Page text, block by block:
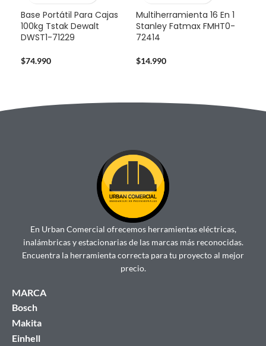
Base Portátil Para Cajas
100kg Tstak Dewalt
DWST1-71229
$74.990
Multiherramienta 16 En 1
Stanley Fatmax FMHT0-
72414
$14.990
En Urban Comercial ofrecemos herramientas eléctricas,
inalámbricas y estacionarias de las marcas más reconocidas.
Encuentra la herramienta correcta para tu proyecto al mejor
precio.
MARCA
Bosch
Makita
Einhell